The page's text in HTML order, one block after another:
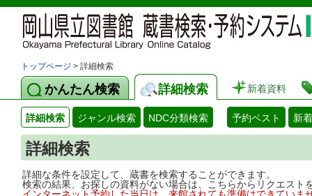
トップページ > 詳細検索
かんたん検索 詳細検索 新着資料
詳細検索 ジャンル検索 NDC分類検索 予約ベスト 新
詳細検索
詳細な条件を設定して、蔵書を検索することができます。
検索の結果、お探しの資料がない場合は、こちらからリクエス